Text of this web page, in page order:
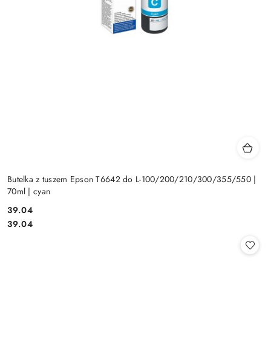
Butelka z tuszem Epson T6642 do L-100/200/210/300/355/550 |
70ml | cyan
Cena:
39.04
Cena:
39.04